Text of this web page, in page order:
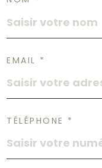
EMAIL *
TÉLÉPHONE *